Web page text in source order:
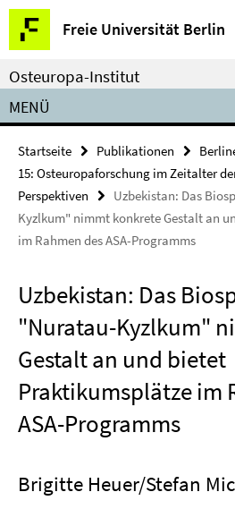
Springe
direkt
zu
Inhalt
Freie Universität Berlin
Service-
Navigation
Osteuropa-Institut
MENÜ
Startseite Publikationen
15: Osteuropaforschung im Zeitalter
Perspektiven
Uzbekistan: Das
Kyzlkum" nimmt konkrete Gestalt an
im Rahmen des ASA-Programms
Uzbekistan: Das
"Nuratau-Kyzlkum"
Gestalt an und bietet
Praktikumsplätze im
ASA-Programms
Brigitte Heuer/Stefan